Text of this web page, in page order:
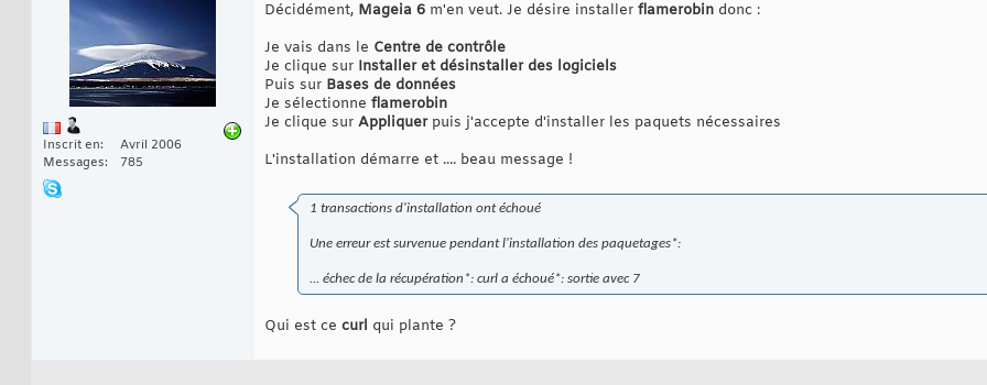
Inscrit en
Avril 2006
Messages
785
Décidément, Mageia 6 m'en veut. Je désire installer flamerobin donc :
Je vais dans le Centre de contrôle
Je clique sur Installer et désinstaller des logiciels
Puis sur Bases de données
Je sélectionne flamerobin
Je clique sur Appliquerpuis j'accepte d'installer les paquets nécessaires
L'installation démarre et .... beau message !
1 transactions d'installation ont échoué
Une erreur est survenue pendant l'installation des paquetages*:
... échec de la récupération*: curl a échoué*: sortie avec 7
Qui est ce curl qui plante ?